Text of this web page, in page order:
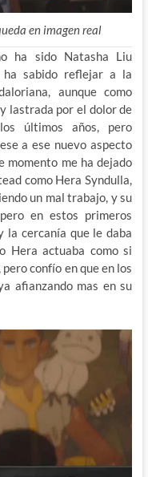
en imagen real
ha sido Natasha Liu
ha sabido reflejar a la
aunque como
lastrada por el dolor de
últimos años, pero
a ese nuevo aspecto
momento me ha dejado
como Hera Syndulla,
un mal trabajo, y su
en estos primeros
la cercanía que le daba
Hera actuaba como si
confío en que en los
afianzando mas en su